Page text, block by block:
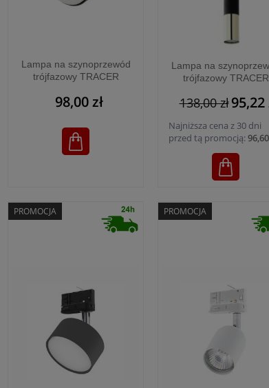
Lampa na szynoprzewód
trójfazowy TRACER
98,00 zł
Lampa na
trójfazowy TRACER
138,00 zł95,22
Najniższa cena z 30 dni
przed tą promocją:
PROMOCJA PROMOCJA